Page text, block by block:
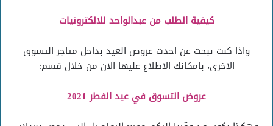
كيفية الطلب من عبدالواحد للالكترونيات
واذا كنت تبحث عن احدث عروض العيد بداخل متاجر التسوق
الاخري، بامكانك الاطلاع عليها الان من خلال قسم:
عروض التسوق في عيد الفطر 2021